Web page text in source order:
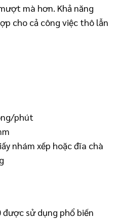
mà hơn. Khả năng
cho cả công việc thô lẫn
phút
nhám xếp hoặc đĩa chà
được sử dụng phổ biến